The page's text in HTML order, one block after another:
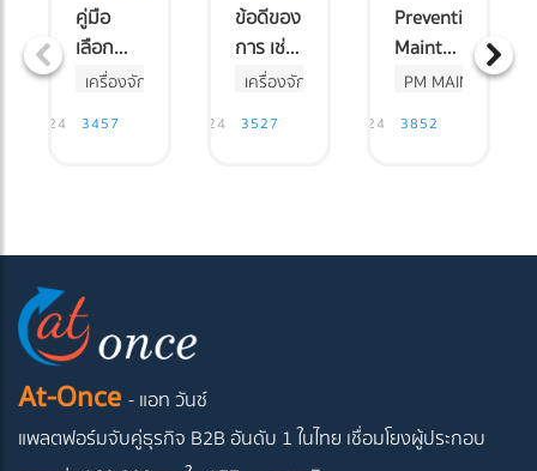
คู่มือ
เลือก
บริษัทให้
เครื่องจักร
เครื่องจักร
เช่าเครื่องจักร
2024 3457
ข้อดีของ
การ เช่า
เครื่องจักร
เมื่อเทียบ
เอง
เครื่องจักร
เครื่องจักรก่อสร้าง
12-06-2024 3527
Preventive
Maintenance
(PM) คือ
ประโยชน์
PM
23-08-2024 3852
At-Once - แอท วันซ์
แพลตฟอร์มจับคู่ธุรกิจ B2B อันดับ 1 ในไทย เชื่อมโยงผู้ประกอบ